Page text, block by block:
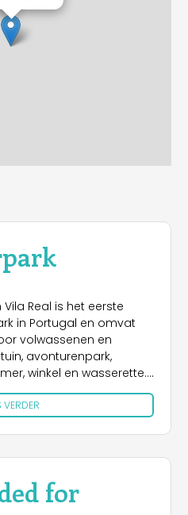
Real is het eerste
in Portugal en omvat
volwassenen en
avonturenpark,
winkel en wasserette.
waarde worden
Campings, vormen een
waarbij iemand in
nodig hebben zonder
zijn view
VERDER
for